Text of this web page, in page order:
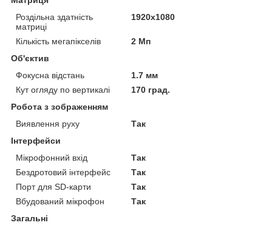
Роздільна здатність
матриці
1920x1080
Кількість мегапікселів
2 Мп
Об'єктив
Фокусна відстань
1.7 мм
Кут огляду по вертикалі
170 град.
Робота з зображенням
Виявлення руху
Так
Інтерфейси
Мікрофонний вхід
Так
Бездротовий інтерфейс
Так
Порт для SD-карти
Так
Вбудований мікрофон
Так
Загальні